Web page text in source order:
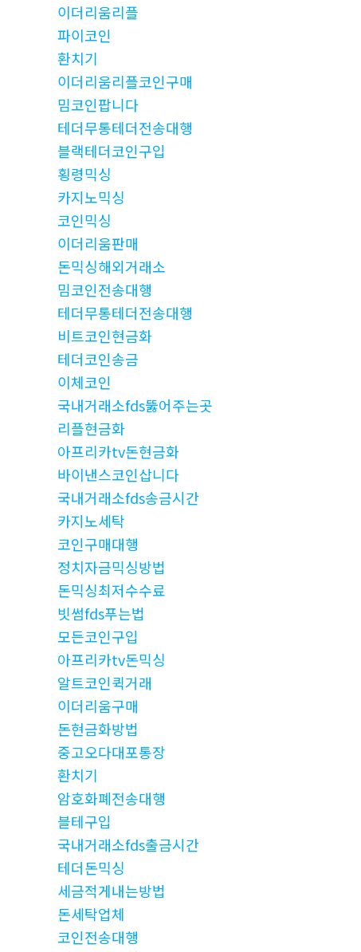
이더리움리플
파이코인
환치기
이더리움리플코인구매
밈코인팝니다
테더무통테더전송대행
블랙테더코인구입
횡령믹싱
카지노믹싱
코인믹싱
이더리움판매
돈믹싱해외거래소
밈코인전송대행
테더무통테더전송대행
비트코인현금화
테더코인송금
이체코인
국내거래소fds뚫어주는곳
리플현금화
아프리카tv돈현금화
바이낸스코인삽니다
국내거래소fds송금시간
카지노세탁
코인구매대행
정치자금믹싱방법
돈믹싱최저수수료
빗썸fds푸는법
모든코인구입
아프리카tv돈믹싱
알트코인퀵거래
이더리움구매
돈현금화방법
중고오다대포통장
환치기
암호화폐전송대행
블테구입
국내거래소fds출금시간
테더돈믹싱
세금적게내는방법
돈세탁업체
코인전송대행